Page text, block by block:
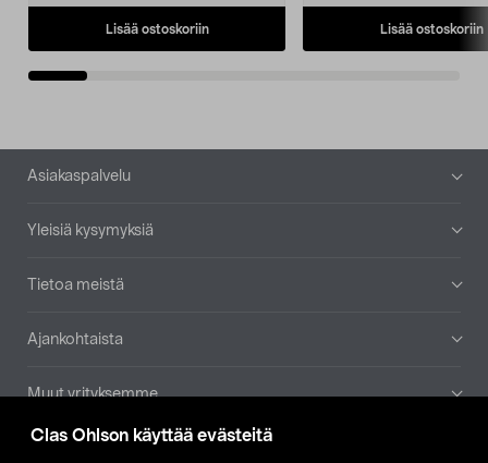
Clas Ohlson käyttää evästeitä
Lisää ostoskoriin Lisää ostoskoriin
Alatunniste
Asiakaspalvelu
Yleisiä kysymyksiä
Tietoa meistä
Ajankohtaista
Muut yrityksemme
Etsi myymälä